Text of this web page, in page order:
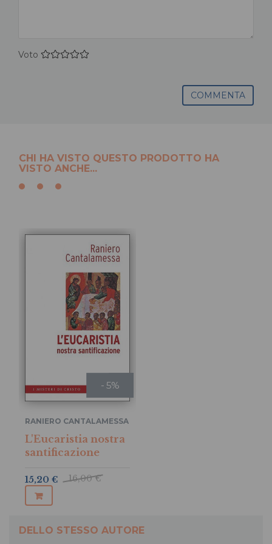
Voto
COMMENTA
CHI HA VISTO QUESTO PRODOTTO HA
VISTO ANCHE...
- 5%
RANIERO CANTALAMESSA
L'Eucaristia nostra
santificazione
16,00 €
15,20 €
DELLO STESSO AUTORE